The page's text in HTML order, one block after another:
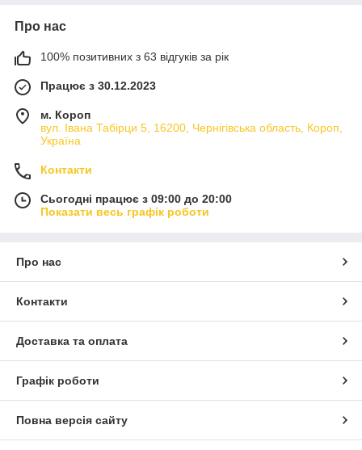
Про нас
100% позитивних з 63 відгуків за рік
Працює з 30.12.2023
м. Короп
вул. Івана Табірци 5, 16200, Чернігівська область, Короп,
Україна
Контакти
Сьогодні працює з 09:00 до 20:00
Показати весь графік роботи
Про нас
Контакти
Доставка та оплата
Графік роботи
Повна версія сайту